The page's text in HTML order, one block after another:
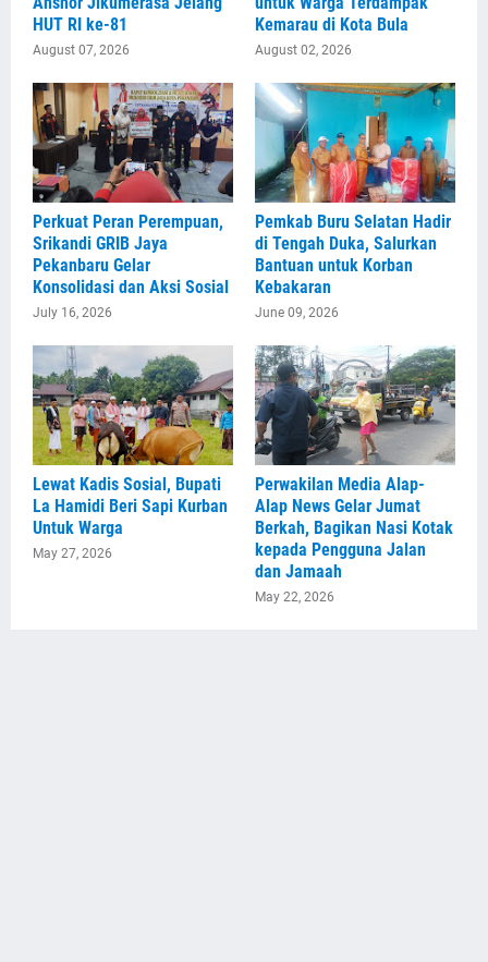
HUT RI ke-81
August 07, 2026
Kemarau di Kota Bula
August 02, 2026
Perkuat Peran Perempuan,
Srikandi GRIB Jaya
Pekanbaru Gelar
Konsolidasi dan Aksi Sosial
July 16, 2026
Pemkab Buru Selatan Hadir
di Tengah Duka, Salurkan
Bantuan untuk Korban
Kebakaran
June 09, 2026
Lewat Kadis Sosial, Bupati
La Hamidi Beri Sapi Kurban
Untuk Warga
May 27, 2026
Perwakilan Media Alap-
Alap News Gelar Jumat
Berkah, Bagikan Nasi Kotak
kepada Pengguna Jalan
dan Jamaah
May 22, 2026